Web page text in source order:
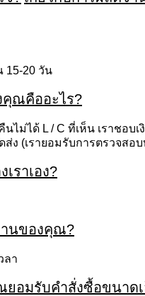
15-20 วัน
คุณคืออะไร?
นไม่ได้ L / C ที่เห็น เราชอบ
ส่ง (เรายอมรับการตรวจส
ราเอง?
านของคุณ?
ลา
อมรับคำสั่งซื้อขนาด